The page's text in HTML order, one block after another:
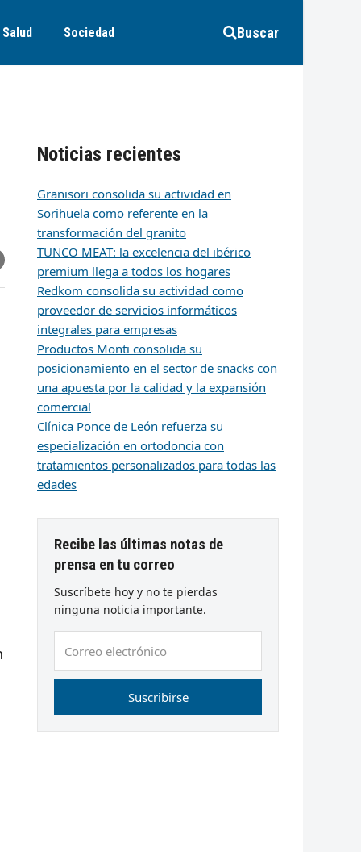
Salud Sociedad Buscar
Noticias recientes
Granisori consolida su actividad en
Sorihuela como referente en la
transformación del granito
TUNCO MEAT: la excelencia del ibérico
premium llega a todos los hogares
Redkom consolida su actividad como
proveedor de servicios informáticos
integrales para empresas
Productos Monti consolida su
posicionamiento en el sector de snacks con
una apuesta por la calidad y la expansión
comercial
Clínica Ponce de León refuerza su
especialización en ortodoncia con
tratamientos personalizados para todas las
edades
Recibe las últimas notas de
prensa en tu correo
Suscríbete hoy y no te pierdas
ninguna noticia importante.
electrónico
Suscribirse